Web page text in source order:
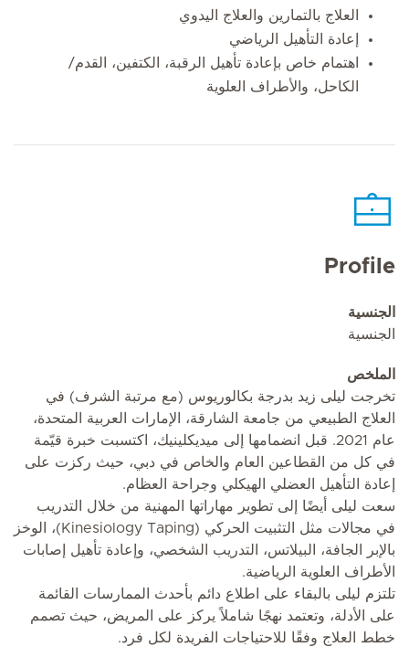
العلاج بالتمارين والعلاج اليدوي
إعادة التأهيل الرياضي
اهتمام خاص بإعادة تأهيل الرقبة، الكتفين، القدم/
الكاحل، والأطراف العلوية
Profile
الجنسية
الجنسية
الملخص
تخرجت ليلى زيد بدرجة بكالوريوس (مع مرتبة الشرف) في
العلاج الطبيعي من جامعة الشارقة، الإمارات العربية المتحدة،
عام 2021. قبل انضمامها إلى ميديكلينيك، اكتسبت خبرة قيّمة
في كل من القطاعين العام والخاص في دبي، حيث ركزت على
إعادة التأهيل العضلي الهيكلي وجراحة العظام.
سعت ليلى أيضًا إلى تطوير مهاراتها المهنية من خلال التدريب
في مجالات مثل التثبيت الحركي (Kinesiology Taping)، الوخز
بالإبر الجافة، البيلاتس، التدريب الشخصي، وإعادة تأهيل إصابات
الأطراف العلوية الرياضية.
تلتزم ليلى بالبقاء على اطلاع دائم بأحدث الممارسات القائمة
على الأدلة، وتعتمد نهجًا شاملاً يركز على المريض، حيث تصمم
خطط العلاج وفقًا للاحتياجات الفريدة لكل فرد.